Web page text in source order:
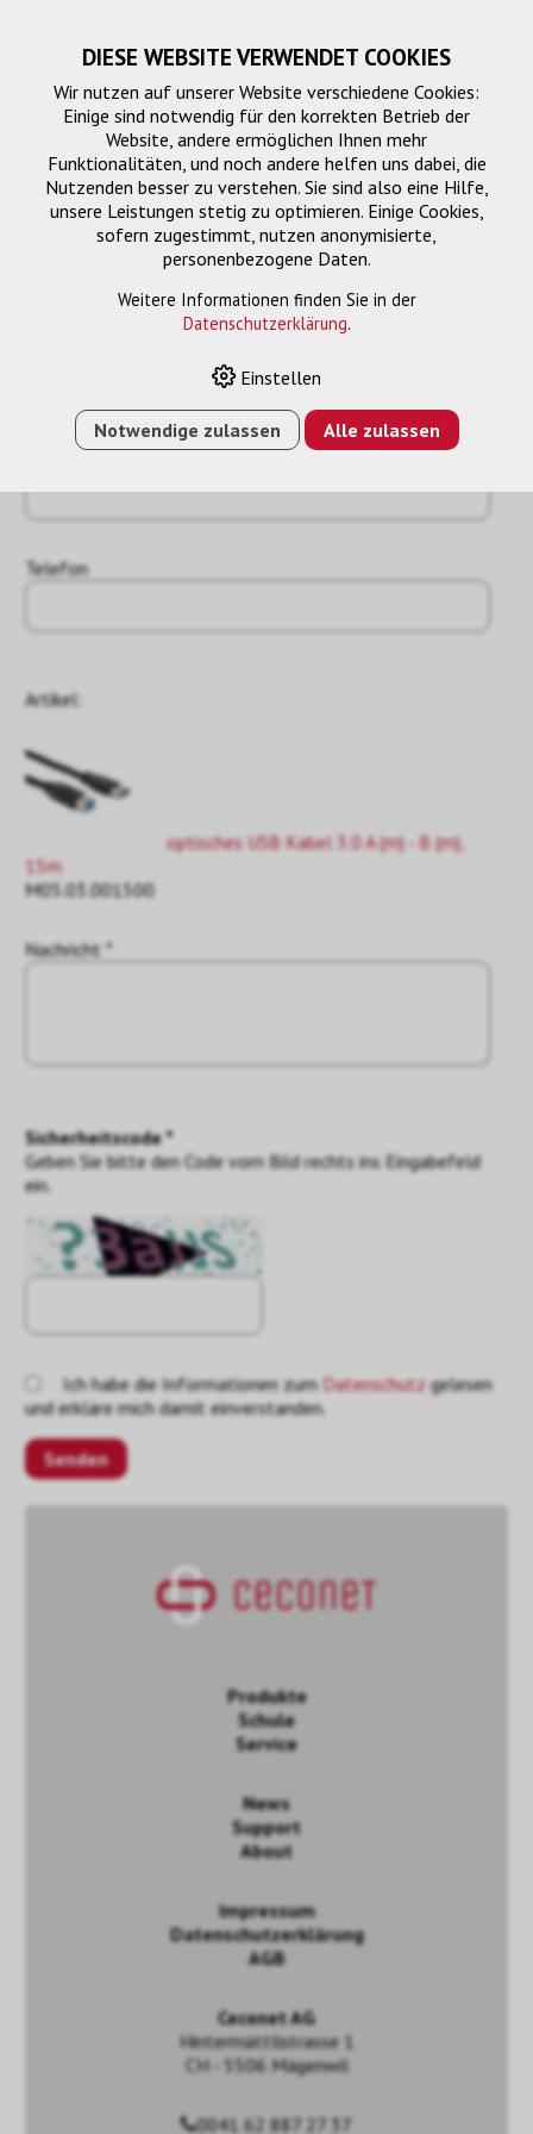
Telefon
Artikel:
optisches USB Kabel 3.0 A (m) - B (m),
15m
M05.03.001500
Nachricht *
Sicherheitscode *
Geben Sie bitte den Code vom Bild rechts ins Eingabefeld
ein.
Ich habe die Informationen zum Datenschutzgelesen
und erkläre mich damit einverstanden.
Produkte
Schule
Service
News
Support
About
Impressum
Datenschutzerklärung
AGB
Ceconet AG
Hintermättlistrasse 1
CH - 5506 Mägenwil
0041 62 887 27 37
DIESE WEBSITE VERWENDET COOKIES
Wir nutzen auf unserer Website verschiedene Cookies:
Einige sind notwendig für den korrekten Betrieb der
Website, andere ermöglichen Ihnen mehr
Funktionalitäten, und noch andere helfen uns dabei, die
Nutzenden besser zu verstehen. Sie sind also eine Hilfe,
unsere Leistungen stetig zu optimieren. Einige Cookies,
sofern zugestimmt, nutzen anonymisierte,
personenbezogene Daten.
Weitere Informationen finden Sie in der
Datenschutzerklärung.
Einstellen
Notwendige zulassen Alle zulassen